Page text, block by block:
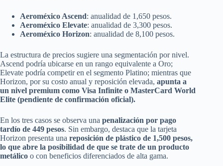
Aeroméxico Ascend: anualidad de 1,650 pesos.
Aeroméxico Elevate: anualidad de 3,300 pesos.
Aeroméxico Horizon: anualidad de 8,100 pesos.
La estructura de precios sugiere una segmentación por nivel.
Ascend podría ubicarse en un rango equivalente a Oro;
Elevate podría competir en el segmento Platino; mientras que
Horizon, por su costo anual y reposición elevada, apunta a
un nivel premium como Visa Infinite o MasterCard World
Elite (pendiente de confirmación oficial).
En los tres casos se observa una penalización por pago
tardío de 449 pesos. Sin embargo, destaca que la tarjeta
Horizon presenta una reposición de plástico de 1,500 pesos,
lo que abre la posibilidad de que se trate de un producto
metálico o con beneficios diferenciados de alta gama.